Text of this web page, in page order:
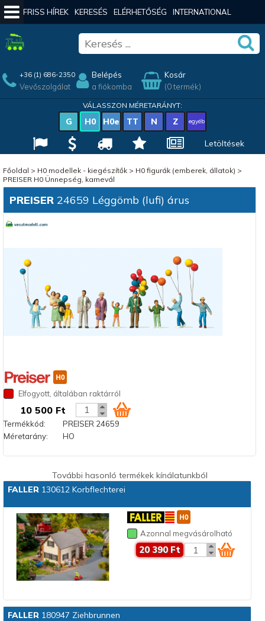
FRISS HÍREK KERESÉS ELÉRHETŐSÉG INTERNATIONAL
+36 (1) 686-2350
Vevőszolgálat
Belépés
a fiókomba
Kosár
(0 termék)
VÁLASSZON MÉRETARÁNYT:
G H0 H0e TT N Z egyéb
Letöltések
Főoldal > H0 modellek - kiegészítők> H0 figurák (emberek, állatok) >
PREISER H0 Ünnepség, karnevál
PREISER24659 Léggömb (lufi) árus
Elfogyott, általában raktárról
10 500 Ft
Termékkód:
PREISER 24659
Méretarány:
HO
További hasonló termékek kínálatunkból
FALLER130612 Korbflechterei
Azonnal megvásárolható
20 390 Ft
FALLER180947 Ziehbrunnen